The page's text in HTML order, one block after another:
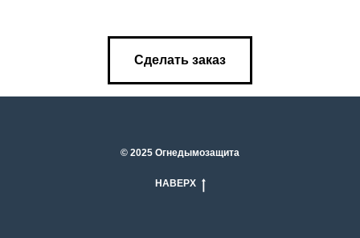
Сделать заказ
© 2025 Огнедымозащита
НАВЕРХ